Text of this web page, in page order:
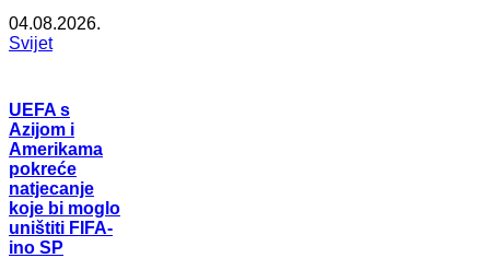
04.08.2026.
Svijet
UEFA s
Azijom i
Amerikama
pokreće
natjecanje
koje bi moglo
uništiti FIFA-
ino SP